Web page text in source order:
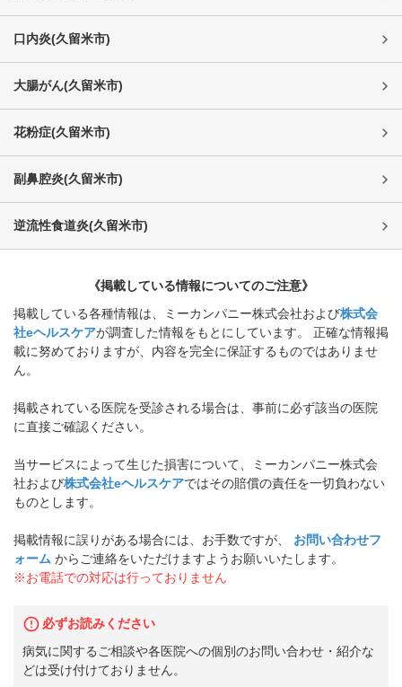
口内炎(久留米市)
大腸がん(久留米市)
花粉症(久留米市)
副鼻腔炎(久留米市)
逆流性食道炎(久留米市)
《掲載している情報についてのご注意》
掲載している各種情報は、ミーカンパニー株式会社および株式会
社eヘルスケアが調査した情報をもとにしています。 正確な情報掲
載に努めておりますが、内容を完全に保証するものではありませ
ん。
掲載されている医院を受診される場合は、事前に必ず該当の医院
に直接ご確認ください。
当サービスによって生じた損害について、ミーカンパニー株式会
社および株式会社eヘルスケアではその賠償の責任を一切負わない
ものとします。
掲載情報に誤りがある場合には、お手数ですが、
お問い合わせフ
ォーム からご連絡をいただけますようお願いいたします。
※お電話での対応は行っておりません
必ずお読みください
病気に関するご相談や各医院への個別のお問い合わせ・紹介な
どは受け付けておりません。